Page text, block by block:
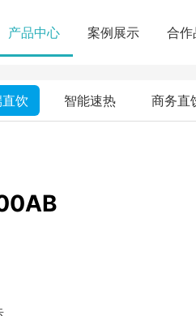
产品中心 案例展示 合作
饮 智能速热 商务直